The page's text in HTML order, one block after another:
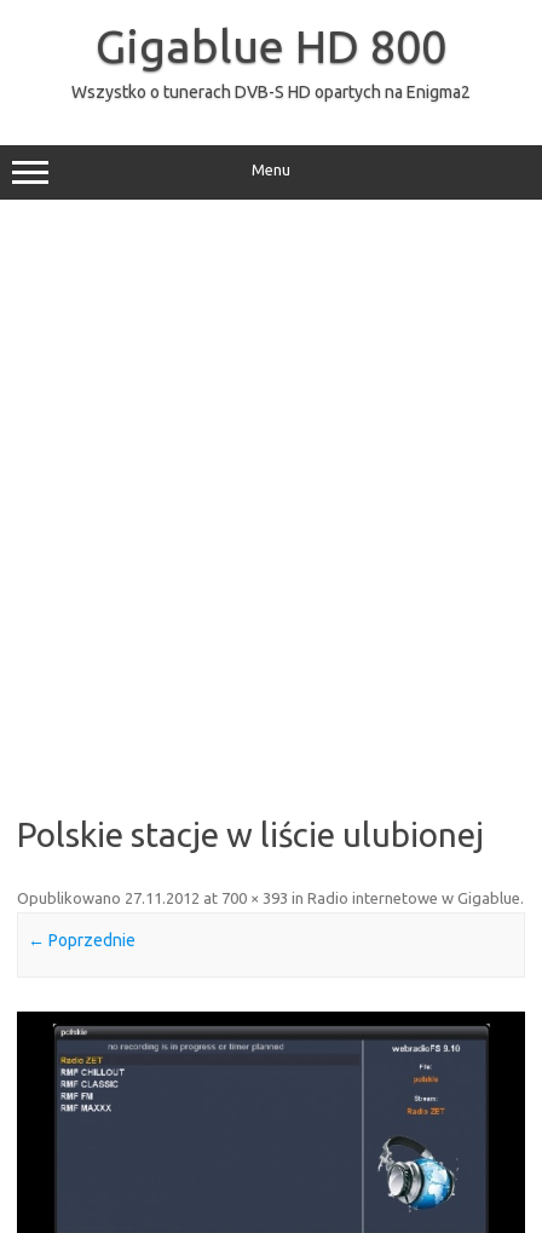
Gigablue HD 800
Wszystko o tunerach DVB-S HD opartych na Enigma2
Menu
Polskie stacje w liście ulubionej
Opublikowano 27.11.2012 at 700 × 393 in Radio internetowe w Gigablue.
← Poprzednie